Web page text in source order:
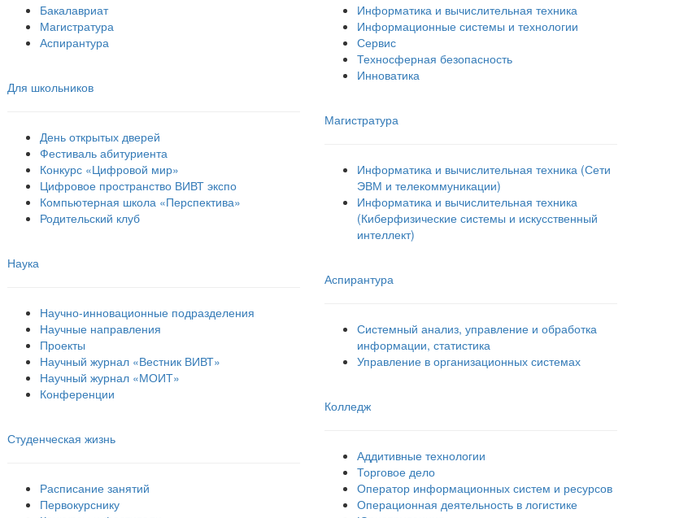
Бакалавриат
Магистратура
Аспирантура
Для школьников
День открытых дверей
Фестиваль абитуриента
Конкурс «Цифровой мир»
Цифровое пространство ВИВТ экспо
Компьютерная школа «Перспектива»
Родительский клуб
Наука
Научно-инновационные подразделения
Научные направления
Проекты
Научный журнал «Вестник ВИВТ»
Научный журнал «МОИТ»
Конференции
Студенческая жизнь
Расписание занятий
Первокурснику
Информатика и вычислительная техника
Информационные системы и технологии
Сервис
Техносферная безопасность
Инноватика
Магистратура
Информатика и вычислительная техника (Сети
ЭВМ и телекоммуникации)
Информатика и вычислительная техника
(Киберфизические системы и искусственный
интеллект)
Аспирантура
Системный анализ, управление и обработка
информации, статистика
Управление в организационных системах
Колледж
Аддитивные технологии
Торговое дело
Оператор информационных систем и ресурсов
Операционная деятельность в логистике